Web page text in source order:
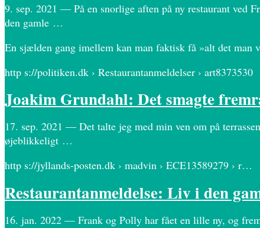
9. sep. 2021 — På en snorlige aften på ny restaurant ved
den gamle …
En sjælden gang imellem kan man faktisk få »alt det man
http s://politiken.dk › Restaurantanmeldelser › art8373530
Joakim Grundahl: Det smagte
17. sep. 2021 — Det talte jeg med min ven om på
øjeblikkeligt …
http s://jyllands-posten.dk › madvin › ECE13589279 › r…
Restaurantanmeldelse: Liv i den
16. jan. 2022 — Frank og Polly har fået en lille ny, og